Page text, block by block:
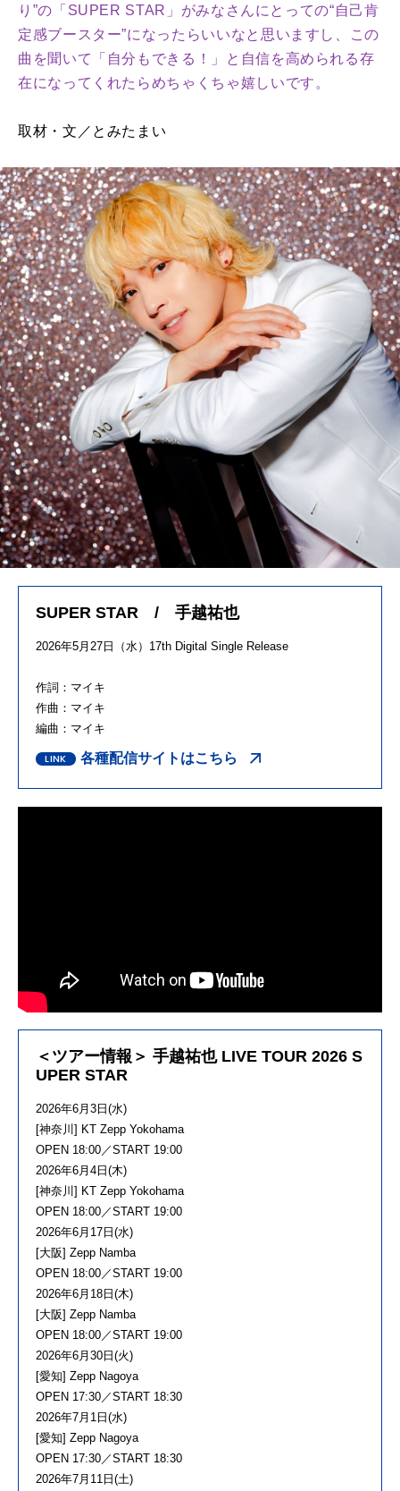
り”の「SUPER STAR」がみなさんにとっての“自己肯
定感ブースター”になったらいいなと思いますし、この
曲を聞いて「自分もできる！」と自信を高められる存
在になってくれたらめちゃくちゃ嬉しいです。
取材・文／とみたまい
SUPER STAR / 手越祐也
2026年5月27日（水）17th Digital Single Release
作詞：マイキ
作曲：マイキ
編曲：マイキ
各種配信サイトはこちら
＜ツアー情報＞ 手越祐也 LIVE TOUR 2026 S
UPER STAR
2026年6月3日(水)
[神奈川] KT Zepp Yokohama
OPEN 18:00／START 19:00
2026年6月4日(木)
[神奈川] KT Zepp Yokohama
OPEN 18:00／START 19:00
2026年6月17日(水)
[大阪] Zepp Namba
OPEN 18:00／START 19:00
2026年6月18日(木)
[大阪] Zepp Namba
OPEN 18:00／START 19:00
2026年6月30日(火)
[愛知] Zepp Nagoya
OPEN 17:30／START 18:30
2026年7月1日(水)
[愛知] Zepp Nagoya
OPEN 17:30／START 18:30
2026年7月11日(土)